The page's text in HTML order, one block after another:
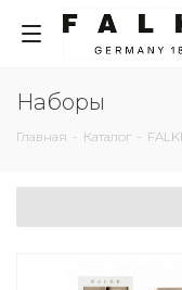
Наборы
Главная - Каталог -